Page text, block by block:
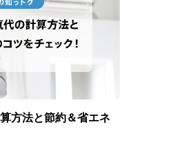
方法と節約＆省エネ